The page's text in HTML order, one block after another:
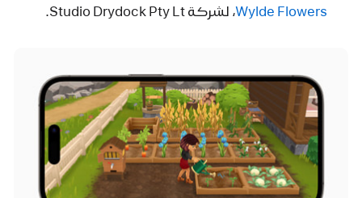
Wylde Flowers‏، لشركة Studio Drydock Pty Lt.